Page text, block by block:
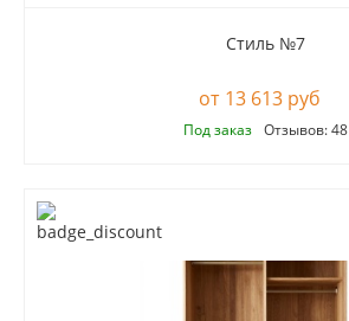
Стиль №7
13 613 руб
Под заказ Отзывов: 48